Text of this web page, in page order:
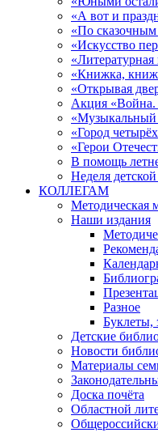
«А вот и
«По
«Искусство
«Литературная
«Книжка,
«Открывая
Акция «Война.
«Музыкальный
«Город
«Герои
В помощь
Неделя
КОЛЛЕГАМ
Методическая
Наши издания
Разное
Буклеты,
Детские
Новости
Материалы
Доска почёта
Областной